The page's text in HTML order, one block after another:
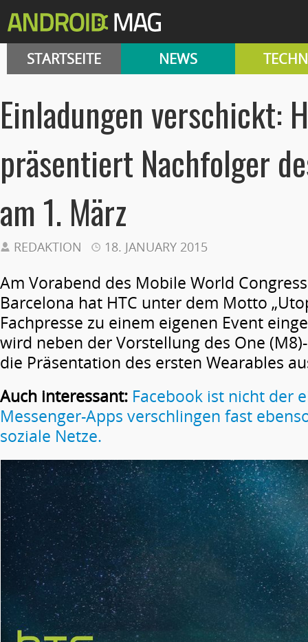
STARTSEITE NEWS
Einladungen verschickt:
präsentiert Nachfolger
am 1. März
REDAKTION 18. JANUARY 2015
Am Vorabend des Mobile World
Barcelona hat HTC unter dem Motto
Fachpresse zu einem eigenen Event
wird neben der Vorstellung des One
die Präsentation des ersten Wearables
Auch interessant: Facebook ist nicht der
Messenger-Apps verschlingen fast
soziale Netze.